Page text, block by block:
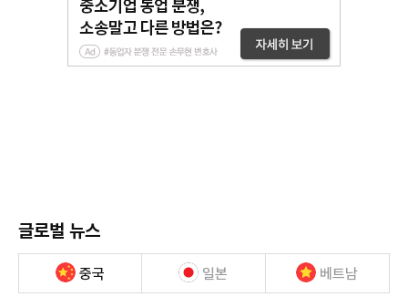
글로벌 뉴스
중국 일본 베트남